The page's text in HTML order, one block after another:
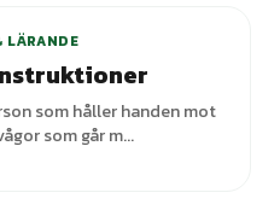
LÄRANDE
som håller handen mot
som går m...